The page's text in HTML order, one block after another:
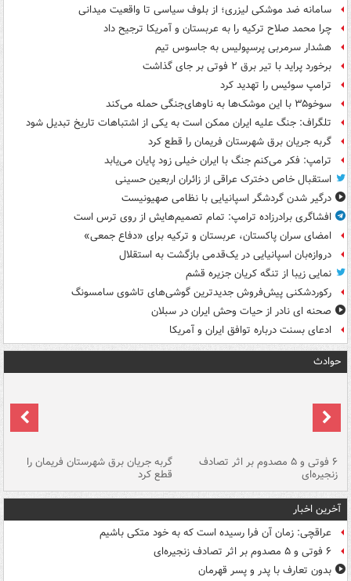
سامانه ضد موشکی لیزری؛ از بلوف سیاسی تا واقعیت میدانی
چرا محمد صلاح ترکیه را به عربستان و آمریکا ترجیح داد
هشدار سرمربی پرسپولیس به جاسوس تیم
برخورد پراید با تیر برق ۲ فوتی بر جای گذاشت
ترامپ سوئیس را تهدید کرد
سوخو۳۵ با این موشک‌ها به ناوهای‌جنگی حمله می‌کند
تلگراف: جنگ علیه ایران ممکن است به یکی از اشتباهات تاریخ تبدیل شود
گربه جریان برق شهرستان فریمان را قطع کرد
ترامپ: فکر می‌کنم جنگ با ایران خیلی زود پایان می‌یابد
استقبال خاص دخترک عراقی از زائران اربعین حسینی
درگیر شدن گردشگر اسپانیایی با نظامی صهیونیست
افشاگری برادرزاده ترامپ: تمام تصمیم‌هایش از روی ترس است
امضای سران پاکستان، عربستان و ترکیه برای «دفاع جمعی»
دروازه‌بان اسپانیایی در یک‌قدمی بازگشت به استقلال
نمایی زیبا از تنگه کریان جزیره قشم
رکوردشکنی پیش‌فروش جدیدترین گوشی‌های تاشوی سامسونگ
صحنه ای نادر از حیات وحش ایران در سبلان
ادعای بسنت درباره توافق ایران و آمریکا
حوادث
۶ فوتی و ۵ مصدوم بر اثر تصادف
زنجیره‌ای
گربه جریان برق شهرستان فریمان را
قطع کرد
آخرین اخبار
عراقچی: زمان آن فرا رسیده است که به خود متکی باشیم
۶ فوتی و ۵ مصدوم بر اثر تصادف زنجیره‌ای
بدون تعارف با پدر و پسر قهرمان